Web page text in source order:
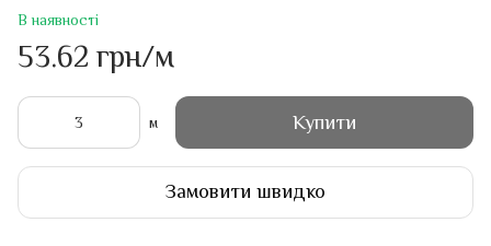
В наявності
53.62 грн/м
м Купити
Замовити швидко